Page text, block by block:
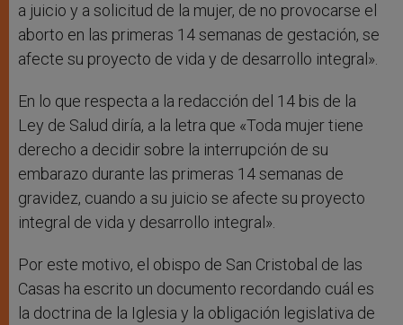
a juicio y a solicitud de la mujer, de no provocarse el
aborto en las primeras 14 semanas de gestación, se
afecte su proyecto de vida y de desarrollo integral».
En lo que respecta a la redacción del 14 bis de la
Ley de Salud diría, a la letra que «Toda mujer tiene
derecho a decidir sobre la interrupción de su
embarazo durante las primeras 14 semanas de
gravidez, cuando a su juicio se afecte su proyecto
integral de vida y desarrollo integral».
Por este motivo, el obispo de San Cristobal de las
Casas ha escrito un documento recordando cuál es
la doctrina de la Iglesia y la obligación legislativa de